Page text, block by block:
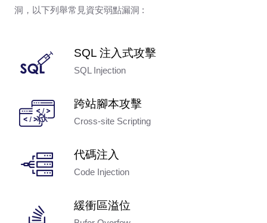
洞，以下列舉常見資安弱點漏洞 :
SQL 注入式攻擊
SQL Injection
跨站腳本攻擊
Cross-site Scripting
代碼注入
Code Injection
緩衝區溢位